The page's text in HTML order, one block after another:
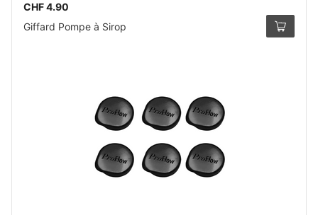
CHF 4.90
Giffard Pompe à Sirop